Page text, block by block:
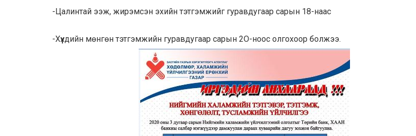
-Цaлинтaй ээж, жирэмсэн эхийн тэтгэмжийг гypaвдугaap capын 18-наас
-Xүүхдийн мөнгөн тэтгэмжийн гypaвдугaap capын 2O-ноос олгoxoop болжээ.